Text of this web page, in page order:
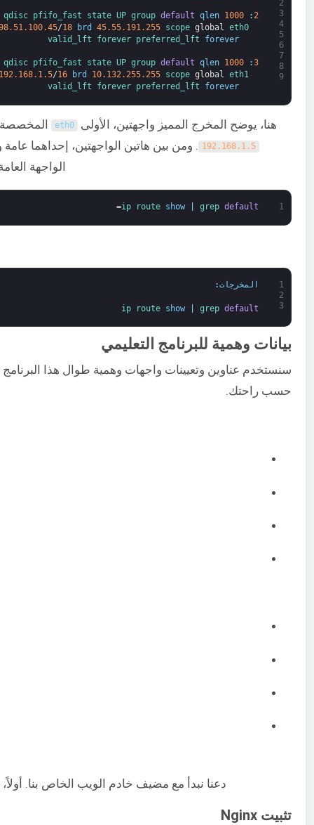
2
3
4
5
6
7
8
9
2
:
qdisc pfifo_fast state UP group default qlen 1000
/18 brd 45.55.191.255 scope global
eth0
valid_lft forever preferred_lft forever
3
:
qdisc pfifo_fast state UP group default qlen 1000
/16 brd 10.132.255.255 scope global
eth1
valid_lft forever preferred_lft forever
هنا، يوضح المخرج المميز واجهتين، الأولى eth0 المخصصة
192.168.1.5
. ومن بين هاتين الواجهتين، إحداهما
الواجهة
1
ip route show grep default
=
1
2
3
المخرجات:
ip route show grep default
بيانات وهمية للبرنامج التعليمي
سنستخدم عناوين وتعيينات واجهات وهمية طوال هذا البرنامج
حسب راحتك.
دعنا نبدأ مع مضيف خادم الويب الخاص بنا.
تثبيت Nginx